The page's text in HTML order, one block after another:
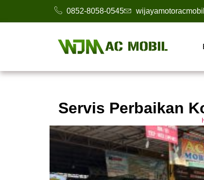
0852-8058-0545
Servis Perbaikan